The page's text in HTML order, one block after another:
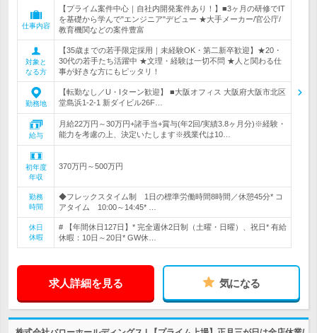
仕事内容
【プライム案件中心｜自社内開発案件あり！】■3ヶ月の研修でIT
を基礎から学んで"エンジニア"デビュー ★大手メーカー/官公庁/
教育機関などの案件豊富
対象と
なる方
【35歳までの若手限定採用｜未経験OK・第二新卒歓迎】★20・
30代の若手たち活躍中 ★文理・経験は一切不問 ★人と関わる仕
事が好きな方にもピッタリ！
勤務地
【転勤なし／U・Iターン歓迎】 ■大阪オフィス 大阪府大阪市北区
堂島浜1-2-1 新ダイビル26F…
給与
月給22万円～30万円+諸手当+賞与(年2回/実績3.8ヶ月分)※経験・
能力を考慮の上、決定いたします※残業代は10…
初年度
年収
370万円～500万円
勤務
時間
◆フレックスタイム制 1日の標準労働時間8時間／休憩45分* コ
アタイム 10:00～14:45* …
休日
休暇
# 【年間休日127日】* 完全週休2日制（土曜・日曜）、祝日* 有給
休暇：10日～20日* GW休…
求人詳細を見る 気になる